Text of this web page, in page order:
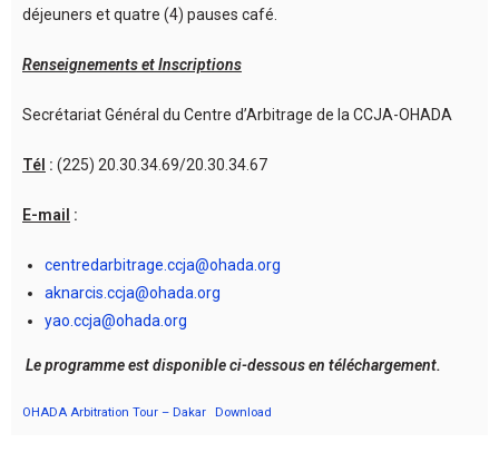
déjeuners et quatre (4) pauses café.
Renseignements et Inscriptions
Secrétariat Général du Centre d’Arbitrage de la CCJA-OHADA
Tél : (225) 20.30.34.69/20.30.34.67
E-mail :
centredarbitrage.ccja@ohada.org
aknarcis.ccja@ohada.org
yao.ccja@ohada.org
Le programme est disponible ci-dessous en téléchargement.
OHADA Arbitration Tour – Dakar Download